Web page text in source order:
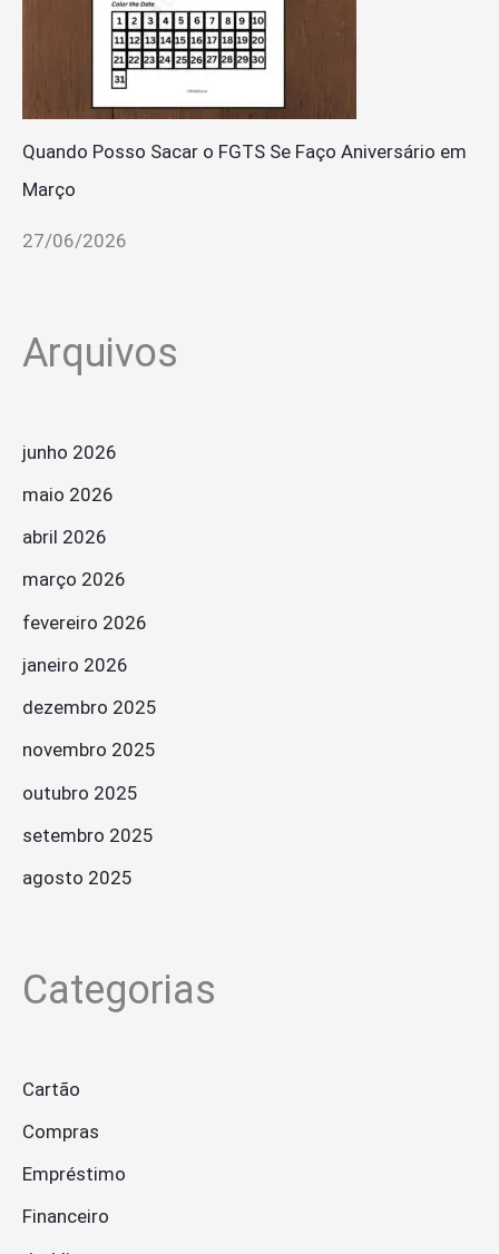
Quando Posso Sacar o FGTS Se Faço Aniversário em
Março
27/06/2026
Arquivos
junho 2026
maio 2026
abril 2026
março 2026
fevereiro 2026
janeiro 2026
dezembro 2025
novembro 2025
outubro 2025
setembro 2025
agosto 2025
Categorias
Cartão
Compras
Empréstimo
Financeiro